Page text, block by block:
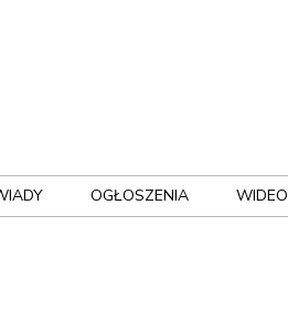
OGŁOSZENIA WIDEO